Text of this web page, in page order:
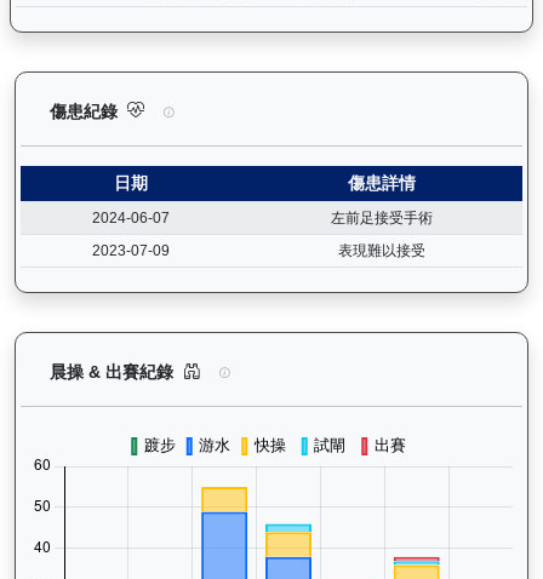
傷患紀錄 炯炯有神（H341）— 傷患紀錄：查看馬匹完整
日期 傷患詳情
2024-06-07
左前足接受手術
2023-07-09
表現難以接受
晨操 & 出賽紀錄 炯炯有神（H341）— 晨操及出賽紀錄圖